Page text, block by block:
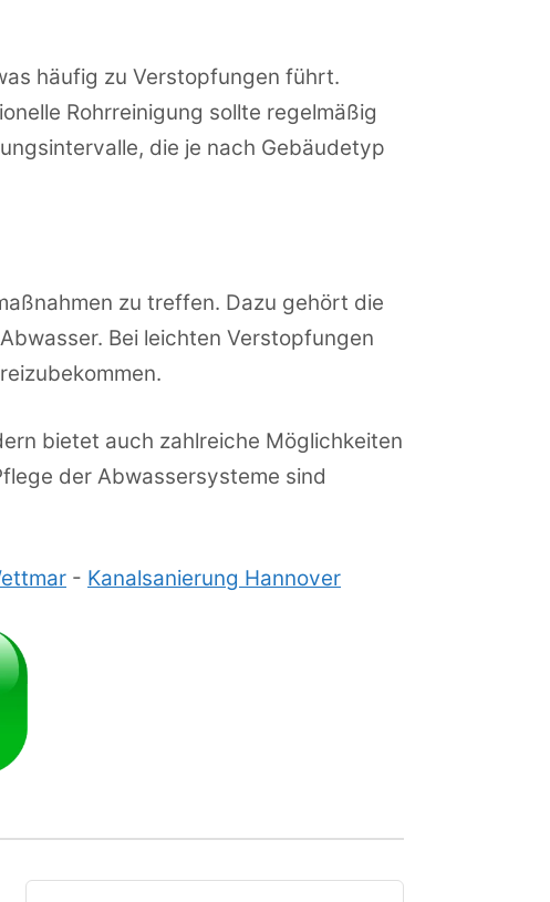
häufig zu Verstopfungen führt.
Rohrreinigung sollte regelmäßig
die je nach Gebäudetyp
zu treffen. Dazu gehört die
Bei leichten Verstopfungen
bietet auch zahlreiche Möglichkeiten
der Abwassersysteme sind
- Kanalsanierung Hannover